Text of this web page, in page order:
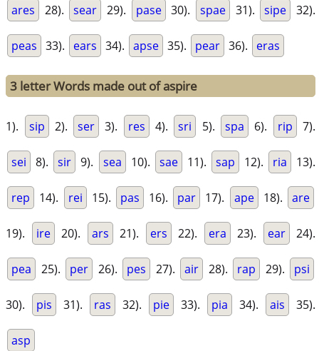
ares 28). sear 29). pase 30). spae 31). sipe 32).
peas 33). ears 34). apse 35). pear 36). eras
3 letter Words made out of aspire
1). sip 2). ser 3). res 4). sri 5). spa 6). rip 7).
sei 8). sir 9). sea 10). sae 11). sap 12). ria 13).
rep 14). rei 15). pas 16). par 17). ape 18). are
19). ire 20). ars 21). ers 22). era 23). ear 24).
pea 25). per 26). pes 27). air 28). rap 29). psi
30). pis 31). ras 32). pie 33). pia 34). ais 35).
asp